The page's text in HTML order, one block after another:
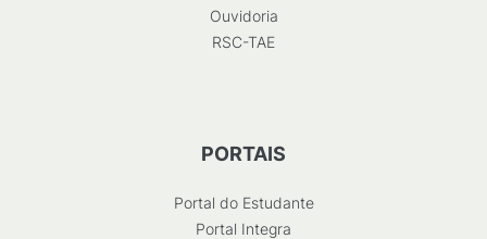
Ouvidoria
RSC-TAE
PORTAIS
Portal do Estudante
Portal Integra